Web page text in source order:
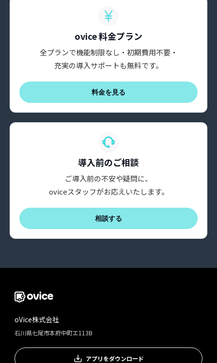
ovice 料金プラン
全プランで機能制限なし・初期費用不要・
充実の導入サポートも無料です。
料金を見る
導入前のご相談
ご導入前の不安や疑問に、
oviceスタッフがお応えいたします。
相談する
oVice株式会社
石川県七尾市本府中町エ113B
アプリをダウンロード